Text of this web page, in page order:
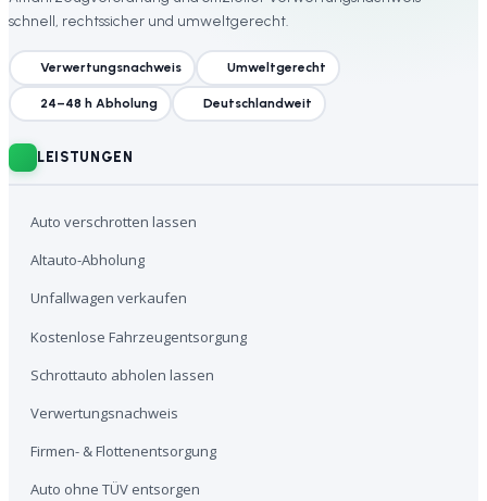
schnell, rechtssicher und umweltgerecht.
Verwertungsnachweis Umweltgerecht
24–48 h Abholung Deutschlandweit
LEISTUNGEN
Auto verschrotten lassen
Altauto-Abholung
Unfallwagen verkaufen
Kostenlose Fahrzeugentsorgung
Schrottauto abholen lassen
Verwertungsnachweis
Firmen- & Flottenentsorgung
Auto ohne TÜV entsorgen